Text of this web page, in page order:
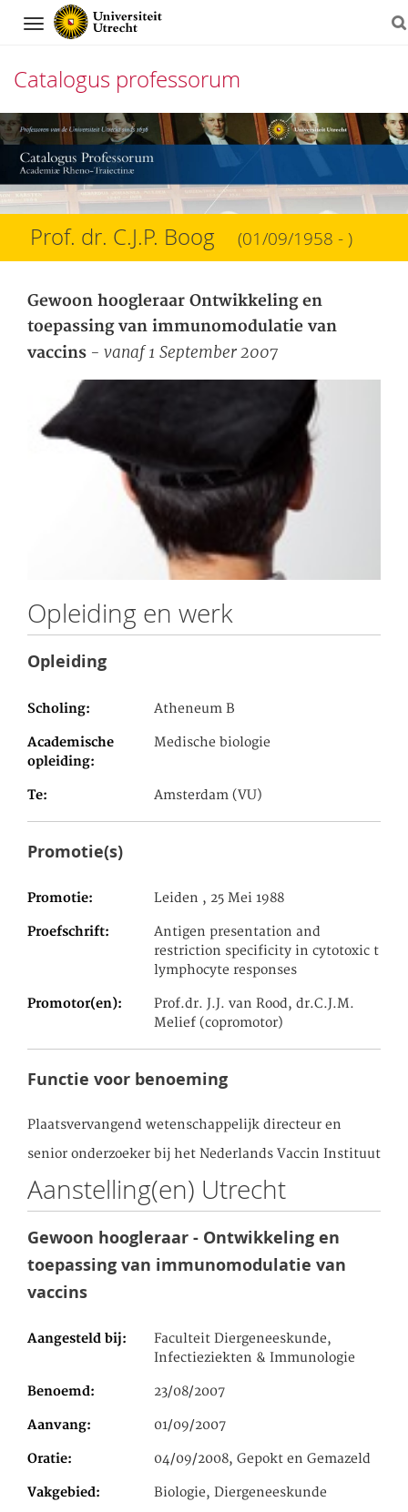
Navigation
Catalogus professorum
Direct
naar
het
inhoud
Prof. dr. C.J.P. Boog (01/09/1958 - )
Gewoon hoogleraar Ontwikkeling en
toepassing van immunomodulatie van
vaccins - vanaf 1 September 2007
Opleiding en werk
Opleiding
Scholing Atheneum B
Academische
opleiding
Medische biologie
Te Amsterdam (VU)
Promotie(s)
Promotie Leiden , 25 Mei 1988
Proefschrift
Antigen presentation and
restriction specificity in cytotoxic t
lymphocyte responses
Promotor(en)
Prof.dr. J.J. van Rood, dr.C.J.M.
Melief (copromotor)
Functie voor benoeming
Plaatsvervangend wetenschappelijk directeur en
senior onderzoeker bij het Nederlands Vaccin Instituut
Aanstelling(en) Utrecht
Gewoon hoogleraar - Ontwikkeling en
toepassing van immunomodulatie van
vaccins
Aangesteld bij
Faculteit Diergeneeskunde,
Infectieziekten & Immunologie
Benoemd 23/08/2007
Aanvang 01/09/2007
Oratie 04/09/2008, Gepokt en Gemazeld
Vakgebied Biologie, Diergeneeskunde